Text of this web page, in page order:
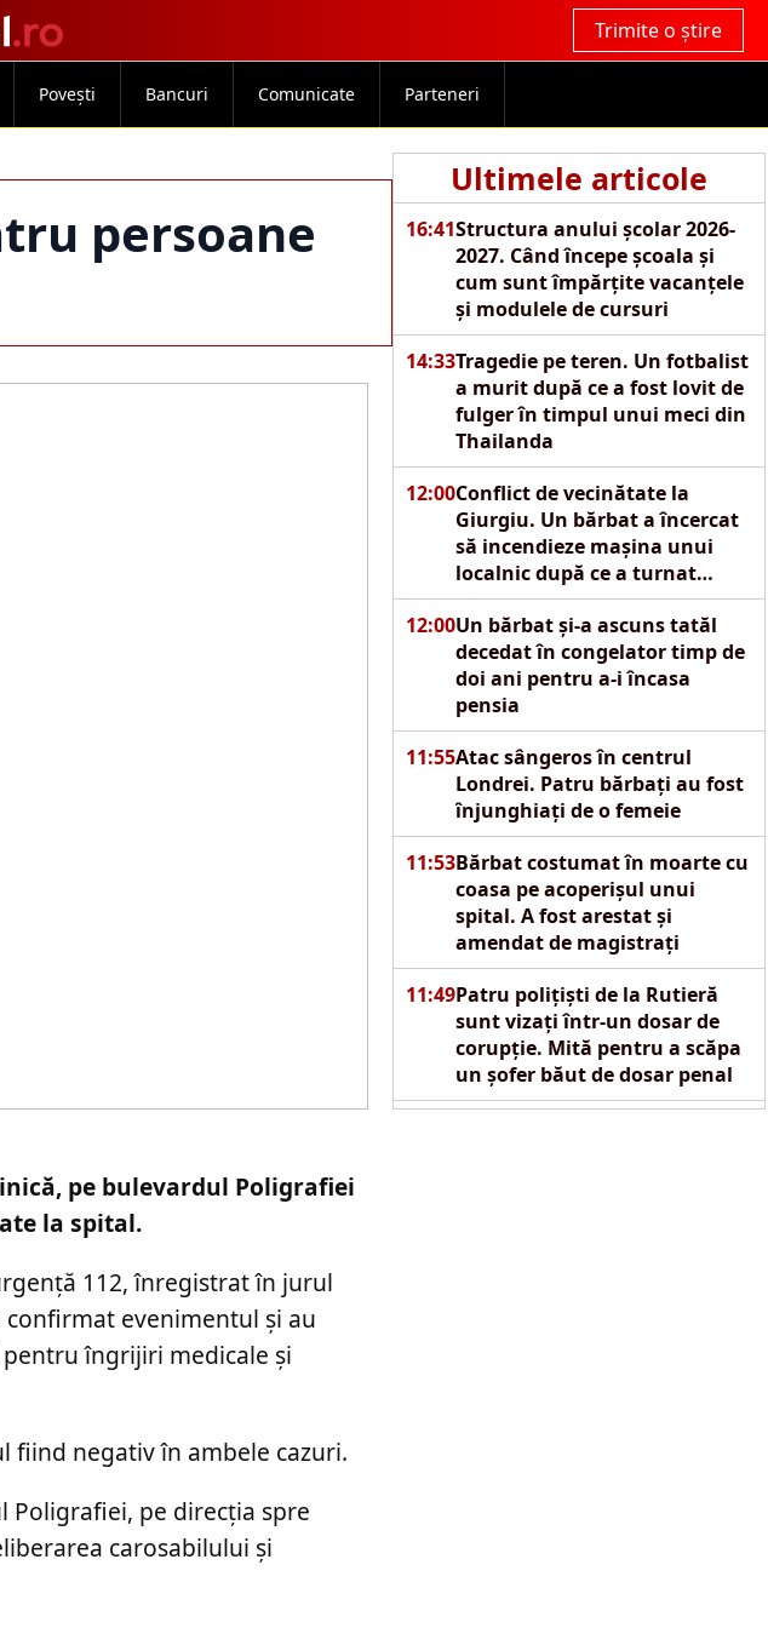
Trimite o știre
Povești Bancuri Comunicate Parteneri
persoane
Ultimele articole
16:41Structura anului școlar 2026-
2027. Când începe școala și
cum sunt împărțite vacanțele
și modulele de cursuri
14:33Tragedie pe teren. Un fotbalist
a murit după ce a fost lovit de
fulger în timpul unui meci din
Thailanda
12:00Conflict de vecinătate la
Giurgiu. Un bărbat a încercat
să incendieze mașina unui
localnic după ce a turnat
motorină pe autoturism
12:00Un bărbat și-a ascuns tatăl
decedat în congelator timp de
doi ani pentru a-i încasa
pensia
11:55Atac sângeros în centrul
Londrei. Patru bărbați au fost
înjunghiați de o femeie
11:53Bărbat costumat în moarte cu
coasa pe acoperișul unui
spital. A fost arestat și
amendat de magistrați
11:49Patru polițiști de la Rutieră
sunt vizați într-un dosar de
corupție. Mită pentru a scăpa
un șofer băut de dosar penal
pe bulevardul Poligrafiei
la spital.
112, înregistrat în jurul
evenimentul și au
îngrijiri medicale și
fiind negativ în ambele cazuri.
Poligrafiei, pe direcția spre
carosabilului și